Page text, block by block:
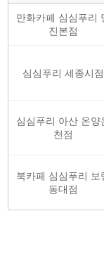
만화카페 심심푸리
진본점
심심푸리 세종시점
심심푸리 아산 온양
천점
북카페 심심푸리 보
동대점